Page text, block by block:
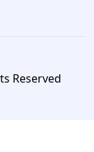
Reserved